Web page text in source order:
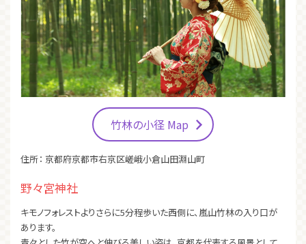
竹林の小径 Map
住所： 京都府京都市右京区嵯峨小倉山田淵山町
野々宮神社
キモノフォレストよりさらに5分程歩いた西側に、嵐山竹林の入り口が
あります。